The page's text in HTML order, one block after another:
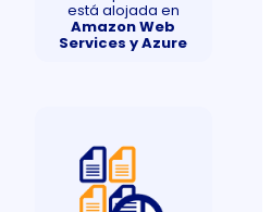
está alojada en
Amazon Web
Services y Azure